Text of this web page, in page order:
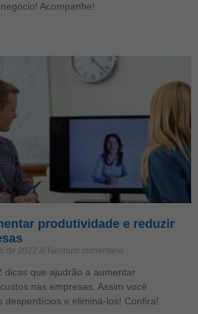
Acompanhe!
produtividade e reduzir
de 2022 Nenhum comentário
dicas que ajudrão a aumentar
nas empresas. Assim você
desperdícios e eliminá-los! Confira!